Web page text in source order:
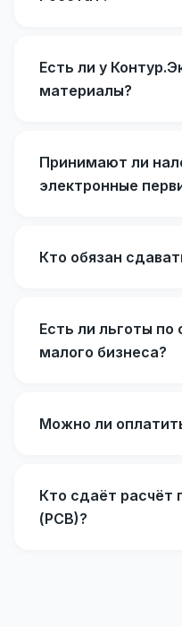
Есть ли у
материалы?
Принимают ли
электронные
Кто обязан
Есть ли льготы
малого бизнеса?
Можно ли
Кто сдаёт расчёт
(РСВ)?